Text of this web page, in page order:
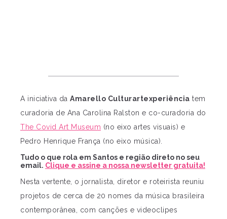
A iniciativa da Amarello Culturartexperiência tem
curadoria de Ana Carolina Ralston e co-curadoria do
The Covid Art Museum (no eixo artes visuais) e
Pedro Henrique França (no eixo música).
Tudo o que rola em Santos e região direto no seu
email. Clique e assine a nossa newsletter gratuita!
Nesta vertente, o jornalista, diretor e roteirista reuniu
projetos de cerca de 20 nomes da música brasileira
contemporânea, com canções e videoclipes